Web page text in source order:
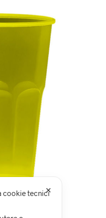
✕
cookie tecnici